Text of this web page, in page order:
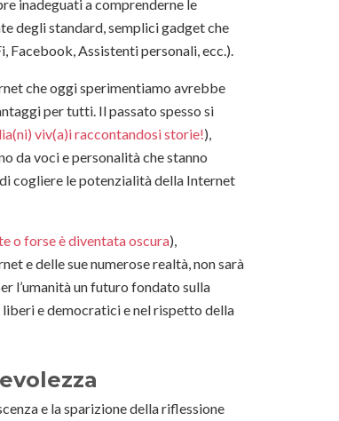
inadeguati a comprenderne le
degli standard, semplici gadget che
Assistenti personali, ecc.).
che oggi sperimentiamo avrebbe
per tutti. Il passato spesso si
viv(a)i raccontandosi storie!),
da voci e personalità che stanno
cogliere le potenzialità della Internet
o forse è diventata oscura),
e delle sue numerose realtà, non sarà
l’umanità un futuro fondato sulla
e democratici e nel rispetto della
e la sparizione della riflessione